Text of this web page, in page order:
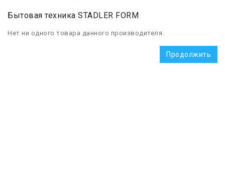
Бытовая техника STADLER FORM
Нет ни одного товара данного производителя.
Продолжить